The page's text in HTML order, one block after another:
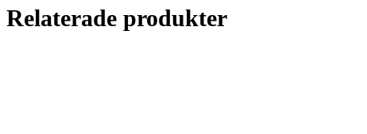
Relaterade produkter